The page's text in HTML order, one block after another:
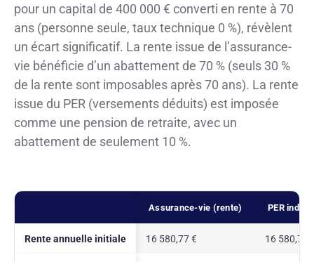
pour un capital de 400 000 € converti en rente à 70
ans (personne seule, taux technique 0 %), révèlent
un écart significatif. La rente issue de l’assurance-
vie bénéficie d’un abattement de 70 % (seuls 30 %
de la rente sont imposables après 70 ans). La rente
issue du PER (versements déduits) est imposée
comme une pension de retraite, avec un
abattement de seulement 10 %.
Assurance-vie (rente) PER
Rente annuelle initiale 16 580,77 € 16 580,77